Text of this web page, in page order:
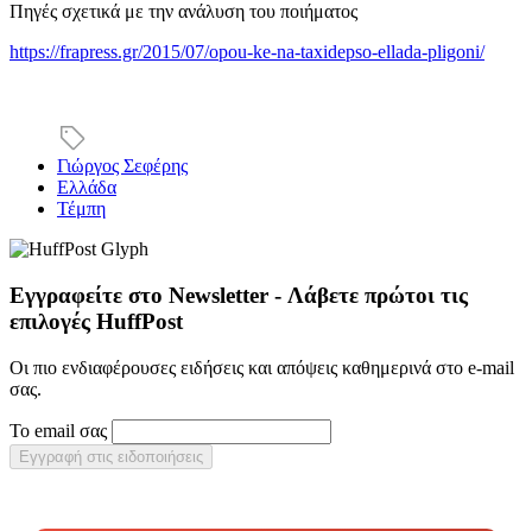
Πηγές σχετικά με την ανάλυση του ποιήματος
https://frapress.gr/2015/07/opou-ke-na-taxidepso-ellada-pligoni/
Γιώργος Σεφέρης
Ελλάδα
Τέμπη
Εγγραφείτε στο Newsletter - Λάβετε πρώτοι τις
επιλογές HuffPost
Οι πιο ενδιαφέρουσες ειδήσεις και απόψεις καθημερινά στο e-mail
σας.
Το email σας
Εγγραφή στις ειδοποιήσεις